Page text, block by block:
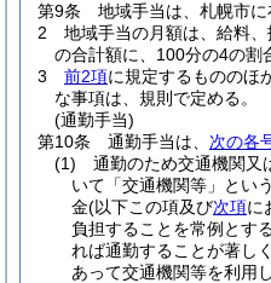
第9条
地域手当は、札幌市に
2
地域手当の月額は、給料
の合計額に、100分の4の割
3
前2項に規定するもののほ
な事項は、規則で定める。
(通勤手当)
第10条
通勤手当は、 次の各
(1)
通勤のため交通機関又
いて「交通機関等」とい
金(以下この項及び次項に
負担することを常例とす
れば通勤することが著し
あって交通機関等を利用